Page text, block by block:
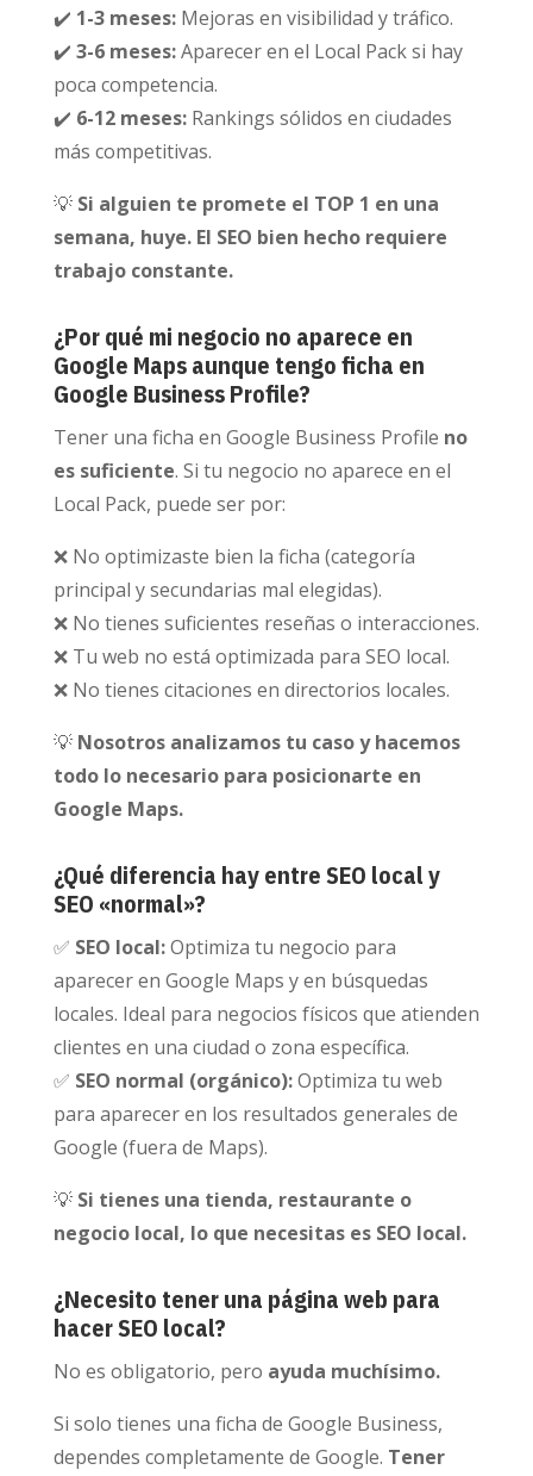
✔️ 1-3 meses:Mejoras en visibilidad y tráfico.
✔️ 3-6 meses:Aparecer en el Local Pack si hay
poca competencia.
✔️ 6-12 meses:Rankings sólidos en ciudades
más competitivas.
💡 Si alguien te promete el TOP 1 en una
semana, huye. El SEO bien hecho requiere
trabajo constante.
¿Por qué mi negocio no aparece en
Google Maps aunque tengo ficha en
Google Business Profile?
Tener una ficha en Google Business Profile no
es suficiente. Si tu negocio no aparece en el
Local Pack, puede ser por:
❌ No optimizaste bien la ficha (categoría
principal y secundarias mal elegidas).
❌ No tienes suficientes reseñas o interacciones.
❌ Tu web no está optimizada para SEO local.
❌ No tienes citaciones en directorios locales.
💡 Nosotros analizamos tu caso y hacemos
todo lo necesario para posicionarte en
Google Maps.
¿Qué diferencia hay entre SEO local y
SEO «normal»?
✅ SEO local:Optimiza tu negocio para
aparecer en Google Maps y en búsquedas
locales. Ideal para negocios físicos que atienden
clientes en una ciudad o zona específica.
✅ SEO normal (orgánico):Optimiza tu web
para aparecer en los resultados generales de
Google (fuera de Maps).
💡 Si tienes una tienda, restaurante o
negocio local, lo que necesitas es SEO local.
¿Necesito tener una página web para
hacer SEO local?
No es obligatorio, pero ayuda muchísimo.
Si solo tienes una ficha de Google Business,
dependes completamente de Google. Tener